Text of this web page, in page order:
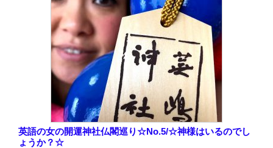
英語の女の開運神社仏閣巡り☆No.5/☆神様はいるのでし
ょうか？☆